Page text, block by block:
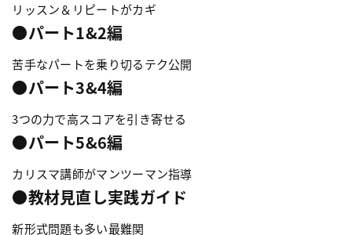
リッスン＆リピートがカギ
●パート1&2編
苦手なパートを乗り切るテク公開
●パート3&4編
3つの力で高スコアを引き寄せる
●パート5&6編
カリスマ講師がマンツーマン指導
●教材見直し実践ガイド
新形式問題も多い最難関